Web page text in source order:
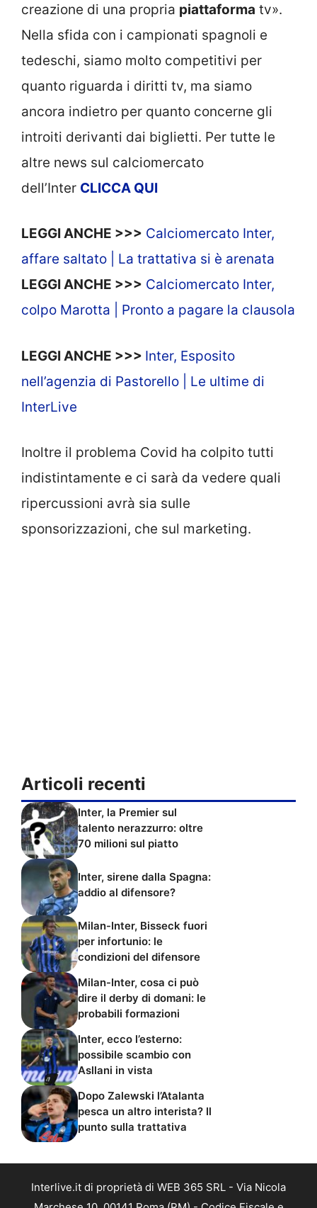
creazione di una propria piattaforma tv».
Nella sfida con i campionati spagnoli e
tedeschi, siamo molto competitivi per
quanto riguarda i diritti tv, ma siamo
ancora indietro per quanto concerne gli
introiti derivanti dai biglietti. Per tutte le
altre news sul calciomercato
dell’Inter CLICCA QUI
LEGGI ANCHE >>> Calciomercato Inter,
affare saltato | La trattativa si è arenata
LEGGI ANCHE >>> Calciomercato Inter,
colpo Marotta | Pronto a pagare la clausola
LEGGI ANCHE >>> Inter, Esposito
nell’agenzia di Pastorello | Le ultime di
InterLive
Inoltre il problema Covid ha colpito tutti
indistintamente e ci sarà da vedere quali
ripercussioni avrà sia sulle
sponsorizzazioni, che sul marketing.
Articoli recenti
Inter, la Premier sul
talento nerazzurro: oltre
70 milioni sul piatto
Inter, sirene dalla Spagna:
addio al difensore?
Milan-Inter, Bisseck fuori
per infortunio: le
condizioni del difensore
Milan-Inter, cosa ci può
dire il derby di domani: le
probabili formazioni
Inter, ecco l’esterno:
possibile scambio con
Asllani in vista
Dopo Zalewski l’Atalanta
pesca un altro interista? Il
punto sulla trattativa
Interlive.it di proprietà di WEB 365 SRL - Via Nicola